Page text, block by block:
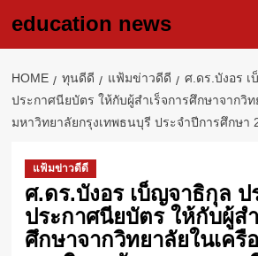
education news
HOME ทุนดีดี แฟ้มข่าวดีดี
ศ.ดร.บังอร
ประกาศนียบัตร ให้กับผู้สำเร็จการศึกษาจากวิท
มหาวิทยาลัยกรุงเทพธนบุรี ประจำปีการศึกษา
แฟ้มข่าวดีดี
ศ.ดร.บังอร เบ็ญจาธิกุล
ประกาศนียบัตร ให้กับผู้สำ
ศึกษาจากวิทยาลัยในเครื